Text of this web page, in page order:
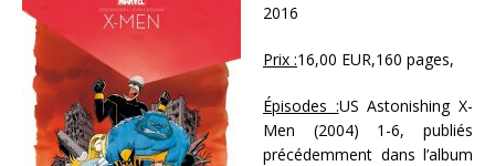
2016
Prix :16,00 EUR,160 pages,
Épisodes :US Astonishing X-
Men (2004) 1-6, publiés
précédemment dans l’album